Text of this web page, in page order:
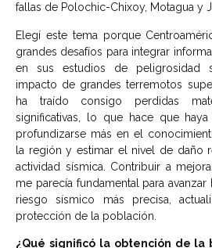
fallas de Polochic-Chixoy, Motagua y
Elegí este tema porque
grandes desafíos para integrar
en sus estudios de peligrosidad
impacto de grandes terremotos
ha traído consigo perdidas
significativas, lo que hace que
profundizarse más en el
la región y estimar el nivel de daño
actividad sísmica. Contribuir a
me parecía fundamental para avanzar
riesgo sísmico más precisa,
protección de la población.
¿Qué significó la obtención de la